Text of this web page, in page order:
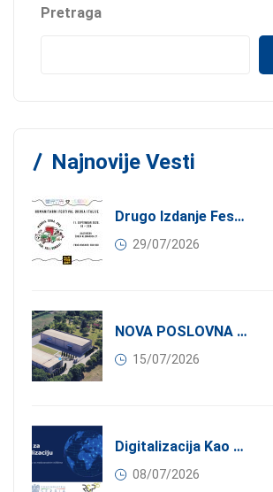
Pretraga
Najnovije Vesti
Drugo Izdanje Festivala JEDI.VOLI.DONIRAJ: Spoj Gastronomije I Solidarnosti
29/07/2026
NOVA POSLOVNA PRILIKA ZA ČLANOVE KONFINDUSTRIJE SRBIJA: Izdavanje Moderne Industrijske Hale U Pančevu – 1.200 M² U Industrijskoj Zoni
15/07/2026
Digitalizacija Kao Pokretač Internacionalizacije
08/07/2026